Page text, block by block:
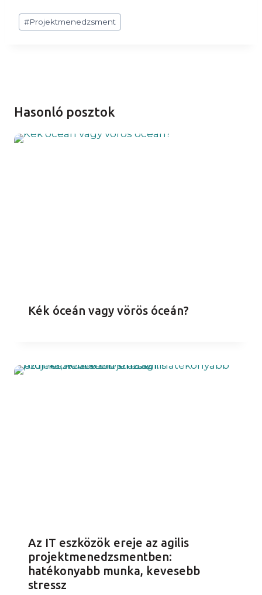
Post
Tags:
#Projektmenedzsment
Hasonló posztok
Kék óceán vagy vörös óceán?
Az IT eszközök ereje az agilis
projektmenedzsmentben:
hatékonyabb munka, kevesebb
stressz